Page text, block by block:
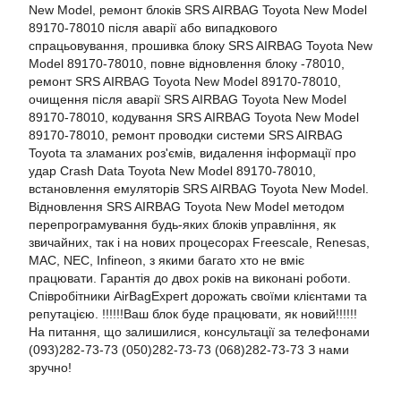
New Model, ремонт блоків SRS AIRBAG Toyota New Model
89170-78010 після аварії або випадкового
спрацьовування, прошивка блоку SRS AIRBAG Toyota New
Model 89170-78010, повне відновлення блоку -78010,
ремонт SRS AIRBAG Toyota New Model 89170-78010,
очищення після аварії SRS AIRBAG Toyota New Model
89170-78010, кодування SRS AIRBAG Toyota New Model
89170-78010, ремонт проводки системи SRS AIRBAG
Toyota та зламаних роз'ємів, видалення інформації про
удар Crash Data Toyota New Model 89170-78010,
встановлення емуляторів SRS AIRBAG Toyota New Model.
Відновлення SRS AIRBAG Toyota New Model методом
перепрограмування будь-яких блоків управління, як
звичайних, так і на нових процесорах Freescale, Renesas,
MAC, NEC, Infineon, з якими багато хто не вміє
працювати. Гарантія до двох років на виконані роботи.
Співробітники AirBagExpert дорожать своїми клієнтами та
репутацією. !!!!!!Ваш блок буде працювати, як новий!!!!!!
На питання, що залишилися, консультації за телефонами
(093)282-73-73 (050)282-73-73 (068)282-73-73 З нами
зручно!